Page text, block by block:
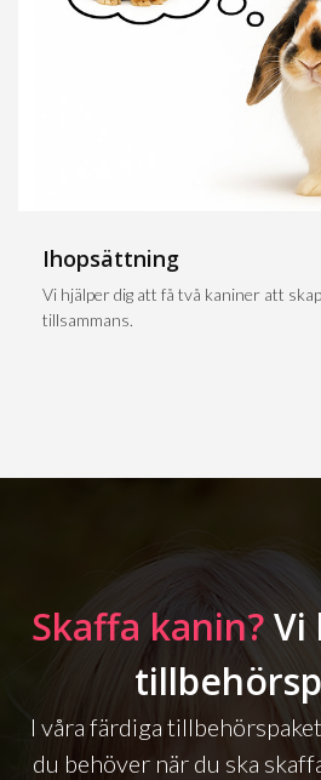
Ihopsättning
Vi hjälper dig att få två kaniner att
tillsammans.
Skaffa kanin?Vi
I våra färdiga
du behöver när du ska